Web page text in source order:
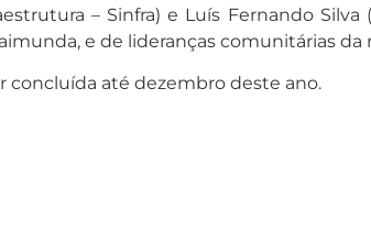
– Sinfra) e Luís Fernando Silva
e de lideranças comunitárias da
concluída até dezembro deste ano.